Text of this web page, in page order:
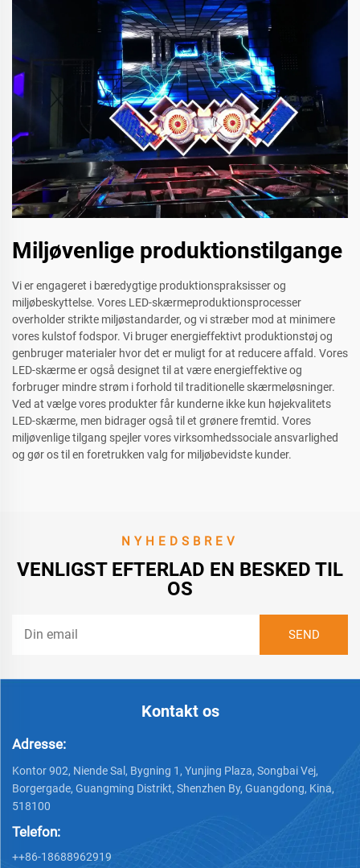
Miljøvenlige produktionstilgange
Vi er engageret i bæredygtige produktionspraksisser og
miljøbeskyttelse. Vores LED-skærmeproduktionsprocesser
overholder strikte miljøstandarder, og vi stræber mod at minimere
vores kulstof fodspor. Vi bruger energieffektivt produktionstøj og
genbruger materialer hvor det er muligt for at reducere affald. Vores
LED-skærme er også designet til at være energieffektive og
forbruger mindre strøm i forhold til traditionelle skærmeløsninger.
Ved at vælge vores produkter får kunderne ikke kun højekvalitets
LED-skærme, men bidrager også til et grønere fremtid. Vores
miljøvenlige tilgang spejler vores virksomhedssociale ansvarlighed
og gør os til en foretrukken valg for miljøbevidste kunder.
NYHEDSBREV
VENLIGST EFTERLAD EN BESKED TIL
OS
Kontakt os
Adresse:
Kontor 902, Niende Sal, Bygning 1, Yunjing Plaza, Songbai Vej,
Borgergade, Guangming Distrikt, Shenzhen By, Guangdong, Kina,
518100
Telefon:
++86-18688962919